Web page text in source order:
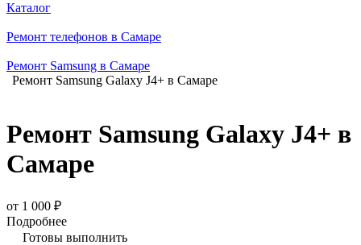
Каталог
Ремонт телефонов в Самаре
Ремонт Samsung в Самаре
Ремонт Samsung Galaxy J4+ в Самаре
Ремонт Samsung Galaxy J4+ в
Самаре
от 1 000 ₽
Подробнее
Готовы выполнить